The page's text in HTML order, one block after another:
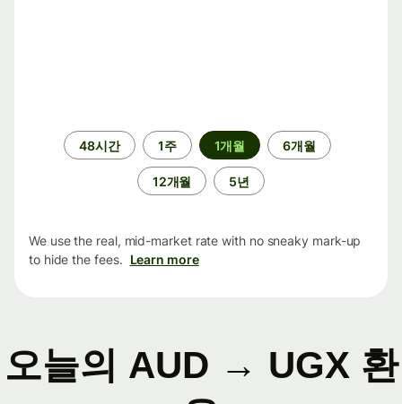
48시간 1주 1개월 6개월
12개월 5년
We use the real, mid-market rate with no sneaky mark-up
to hide the fees. Learn more
오늘의 AUD → UGX 환